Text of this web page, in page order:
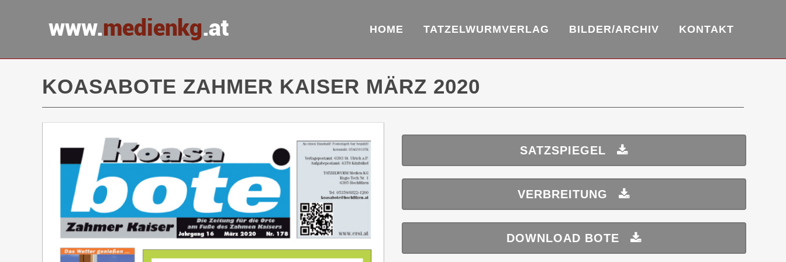
HOME TATZELWURMVERLAG BILDER/ARCHIV KONTAKT
KOASABOTE ZAHMER KAISER MÄRZ 2020
SATZSPIEGEL
VERBREITUNG
DOWNLOAD BOTE